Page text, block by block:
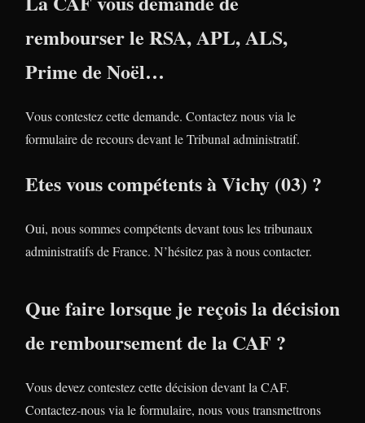
rembourser le RSA, APL, ALS,
Prime de Noël…
Vous contestez cette demande. Contactez nous via le
formulaire de recours devant le Tribunal administratif.
Etes vous compétents à Vichy (03) ?
Oui, nous sommes compétents devant tous les tribunaux
administratifs de France. N’hésitez pas à nous contacter.
Que faire lorsque je reçois la décision
de remboursement de la CAF ?
Vous devez contestez cette décision devant la CAF.
Contactez-nous via le formulaire, nous vous transmettrons